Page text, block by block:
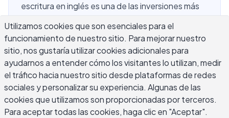
escritura en inglés es una de las inversiones más
vida diaria. El inglés escrito fuerte abre puertas:
te ayuda a comunicar ideas con precisión,
construir credibilidad en entornos profesionales y
conectar con lectores de diferentes culturas. Sin
embargo, la mayoría de las personas escriben en
inglés sin examinar nunca por qué ciertas
oraciones funcionan y otras no. La mejora
Utilizamos cookies que son esenciales para el
funcionamiento de nuestro sitio. Para mejorar nuestro
sitio, nos gustaría utilizar cookies adicionales para
ayudarnos a entender cómo los visitantes lo utilizan, medir
el tráfico hacia nuestro sitio desde plataformas de redes
sociales y personalizar su experiencia. Algunas de las
cookies que utilizamos son proporcionadas por terceros.
Para aceptar todas las cookies, haga clic en "Aceptar".